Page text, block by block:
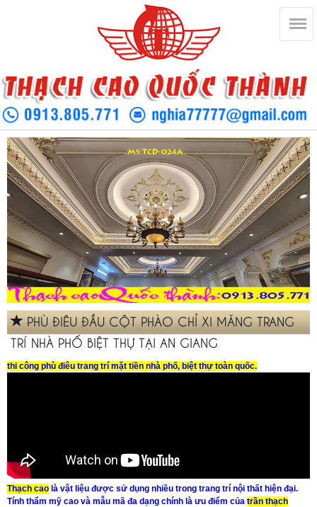
PHÙ ĐIÊU ĐẦU CỘT PHÀO CHỈ XI MĂNG TRANG
TRÍ NHÀ PHỐ BIỆT THỰ TẠI AN GIANG
thi công phù điêu trang trí mặt tiền nhà phố, biệt thự toàn quốc.
Thạch cao là vật liệu được sử dụng nhiều trong trang trí nội thất hiện đại.
Tính thẩm mỹ cao và mẫu mã đa dạng chính là ưu điểm của trần thạch